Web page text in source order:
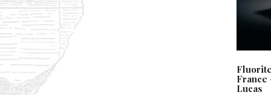
France
Lucas